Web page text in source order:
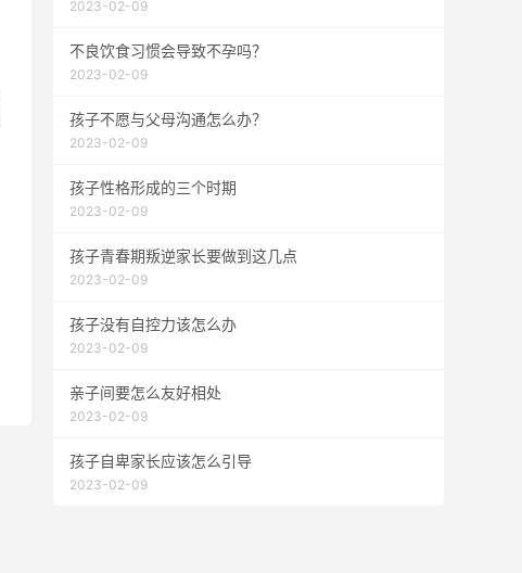
2023-02-09
不良饮食习惯会导致不孕吗？
2023-02-09
孩子不愿与父母沟通怎么办？
2023-02-09
孩子性格形成的三个时期
2023-02-09
孩子青春期叛逆家长要做到这几点
2023-02-09
孩子没有自控力该怎么办
2023-02-09
亲子间要怎么友好相处
2023-02-09
孩子自卑家长应该怎么引导
2023-02-09